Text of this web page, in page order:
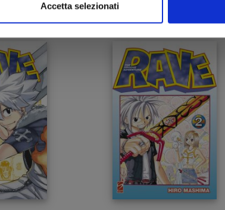
Accetta selezionati